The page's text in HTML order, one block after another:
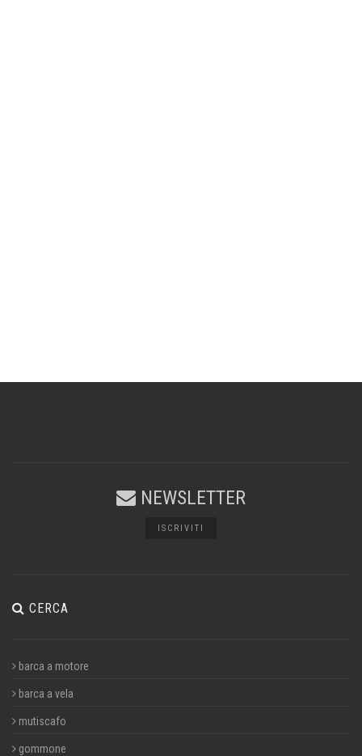
NEWSLETTER
ISCRIVITI
CERCA
barca a motore
barca a vela
mutiscafo
gommone